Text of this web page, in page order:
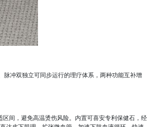
冲双独立可同步运行的理疗体系，两种功能互补增
，避免高温烫伤风险。内置可喜安专利保健石，经